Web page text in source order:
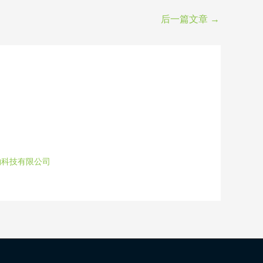
后一篇文章 →
技有限公司